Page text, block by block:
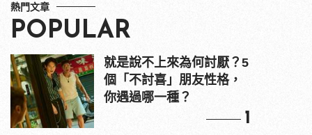
熱門文章
POPULAR
就是說不上來為何討厭？5
個「不討喜」朋友性格，
你遇過哪一種？
1